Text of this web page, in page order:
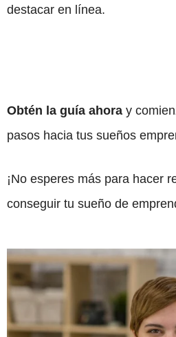
destacar en línea.
Obtén la guía ahora y
pasos hacia tus sueños
¡No esperes más para hacer
conseguir tu sueño de